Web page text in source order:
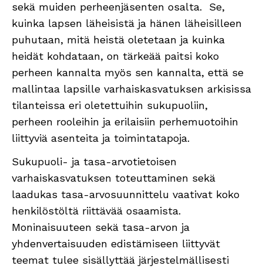
sekä muiden perheenjäsenten osalta. Se,
kuinka lapsen läheisistä ja hänen läheisilleen
puhutaan, mitä heistä oletetaan ja kuinka
heidät kohdataan, on tärkeää paitsi koko
perheen kannalta myös sen kannalta, että se
mallintaa lapsille varhaiskasvatuksen arkisissa
tilanteissa eri oletettuihin sukupuoliin,
perheen rooleihin ja erilaisiin perhemuotoihin
liittyviä asenteita ja toimintatapoja.
Sukupuoli- ja tasa-arvotietoisen
varhaiskasvatuksen toteuttaminen sekä
laadukas tasa-arvosuunnittelu vaativat koko
henkilöstöltä riittävää osaamista.
Moninaisuuteen sekä tasa-arvon ja
yhdenvertaisuuden edistämiseen liittyvät
teemat tulee sisällyttää järjestelmällisesti